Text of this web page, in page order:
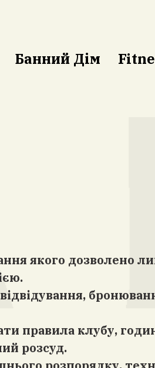
Банний Дім
якого дозволено
правила клубу,
розсуд.